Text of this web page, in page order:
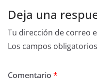
Deja una
Tu dirección de correo
Los campos
Comentario *